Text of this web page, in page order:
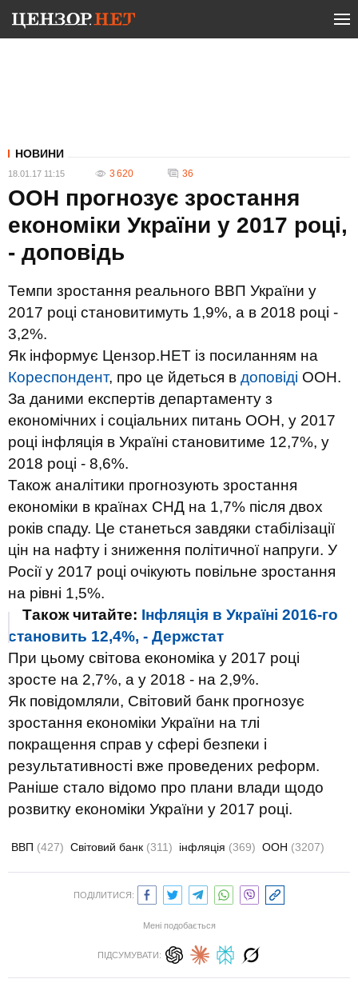
НОВИНИ
18.01.17 11:15 3 620 36
ООН прогнозує зростання
економіки України у 2017 році,
- доповідь
Темпи зростання реального ВВП України у
2017 році становитимуть 1,9%, а в 2018 році -
3,2%.
Як інформує Цензор.НЕТ із посиланням на
Кореспондент, про це йдеться в доповіді ООН.
За даними експертів департаменту з
економічних і соціальних питань ООН, у 2017
році інфляція в Україні становитиме 12,7%, у
2018 році - 8,6%.
Також аналітики прогнозують зростання
економіки в країнах СНД на 1,7% після двох
років спаду. Це станеться завдяки стабілізації
цін на нафту і зниження політичної напруги. У
Росії у 2017 році очікують повільне зростання
на рівні 1,5%.
Також читайте: Інфляція в Україні 2016-го
становить 12,4%, - Держстат
При цьому світова економіка у 2017 році
зросте на 2,7%, а у 2018 - на 2,9%.
Як повідомляли, Світовий банк прогнозує
зростання економіки України на тлі
покращення справ у сфері безпеки і
результативності вже проведених реформ.
Раніше стало відомо про плани влади щодо
розвитку економіки України у 2017 році.
ВВП (427) Світовий банк (311) інфляція (369) ООН (3207)
ПОДІЛИТИСЯ:
Мені подобається
ПІДСУМУВАТИ: